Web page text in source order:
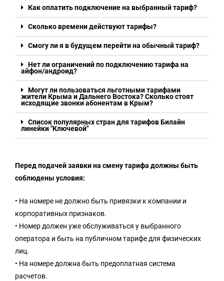
Как оплатить подключение на выбранный тариф?
Сколько времени действуют тарифы?
Смогу ли я в будущем перейти на обычный тариф?
Нет ли ограничений по подключению тарифа на
айфон/андроид?
Могут ли пользоваться льготными тарифами
жители Крыма и Дальнего Востока? Сколько стоят
исходящие звонки абонентам в Крым?
Список популярных стран для тарифов Билайн
линейки "Ключевой"
Перед подачей заявки на смену тарифа должны быть
соблюдены условия:
• На номере не должно быть привязки к компании и
корпоративных признаков.
• Номер должен уже обслуживаться у выбранного
оператора и быть на публичном тарифе для физических
лиц.
• На номере должна быть предоплатная система
расчетов.